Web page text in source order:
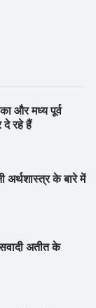
और मध्य पूर्व
दे रहे हैं
अर्थशास्त्र के बारे में
अतीत के